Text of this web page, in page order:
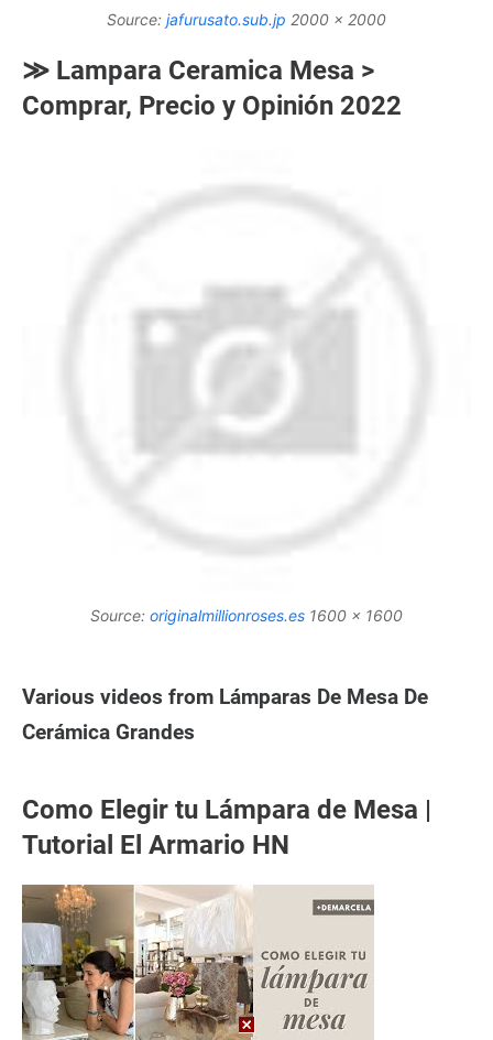
Source: jafurusato.sub.jp 2000 x 2000
≫ Lampara Ceramica Mesa >
Comprar, Precio y Opinión 2022
Source: originalmillionroses.es 1600 x 1600
Various videos from Lámparas De Mesa De
Cerámica Grandes
Como Elegir tu Lámpara de Mesa |
Tutorial El Armario HN